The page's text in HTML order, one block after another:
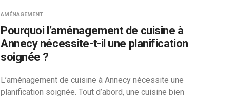
AMÉNAGEMENT
Pourquoi l’aménagement de cuisine à
Annecy nécessite-t-il une planification
soignée ?
L’aménagement de cuisine à Annecy nécessite une
planification soignée. Tout d’abord, une cuisine bien